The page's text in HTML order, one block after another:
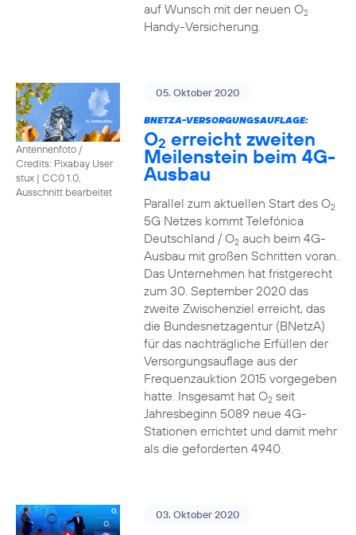
auf Wunsch mit der neuen O2
Handy-Versicherung.
Antennenfoto /
Credits: Pixabay User
stux | CC0 1.0,
Ausschnitt bearbeitet
05. Oktober 2020
BNETZA-VERSORGUNGSAUFLAGE:
O2 erreicht zweiten
Meilenstein beim 4G-
Ausbau
Parallel zum aktuellen Start des O2
5G Netzes kommt Telefónica
Deutschland / O2auch beim 4G-
Ausbau mit großen Schritten voran.
Das Unternehmen hat fristgerecht
zum 30. September 2020 das
zweite Zwischenziel erreicht, das
die Bundesnetzagentur (BNetzA)
für das nachträgliche Erfüllen der
Versorgungsauflage aus der
Frequenzauktion 2015 vorgegeben
hatte. Insgesamt hat O2seit
Jahresbeginn 5089 neue 4G-
Stationen errichtet und damit mehr
als die geforderten 4940.
03. Oktober 2020